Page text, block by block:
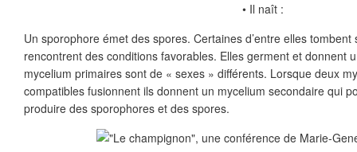
• Il naît :
Un sporophore émet des spores. Certaines d’entre elles tombent
rencontrent des conditions favorables. Elles germent et donnent
mycelium primaires sont de « sexes » diﬀérents. Lorsque deux
compatibles fusionnent ils donnent un mycelium secondaire qui
produire des sporophores et des spores.